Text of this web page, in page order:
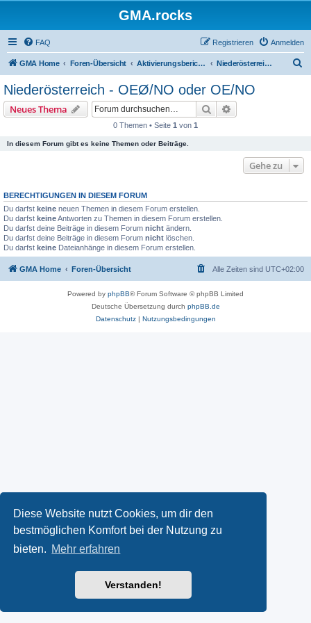
Diese Website nutzt Cookies, um dir den
bestmöglichen Komfort bei der Nutzung zu
bieten. Mehr erfahren
Verstanden!
GMA.rocks
FAQ Anmelden
Registrieren
GMA Home Foren-Übersicht Aktivierungsberichte / Activity Reports Niederösterreich - OEØ/NO oder OE/NO
Niederösterreich - OEØ/NO oder OE/NO
Neues Thema Suche
0 Themen • Seite 1 von 1
In diesem Forum gibt es keine Themen oder Beiträge.
Gehe zu
BERECHTIGUNGEN IN DIESEM FORUM
Du darfst keine neuen Themen in diesem Forum erstellen.
Du darfst keineAntworten zu Themen in diesem Forum erstellen.
Du darfst deine Beiträge in diesem Forum nicht ändern.
Du darfst deine Beiträge in diesem Forum nicht löschen.
Du darfst keine Dateianhänge in diesem Forum erstellen.
GMA Home Foren-Übersicht Alle Zeiten sind UTC+02:00
Powered by phpBB® Forum Software © phpBB Limited
Deutsche Übersetzung durch phpBB.de
Datenschutz| Nutzungsbedingungen